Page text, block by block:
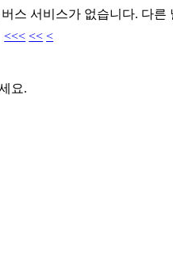
스 서비스가 없습니다. 다
<<< << <
요.